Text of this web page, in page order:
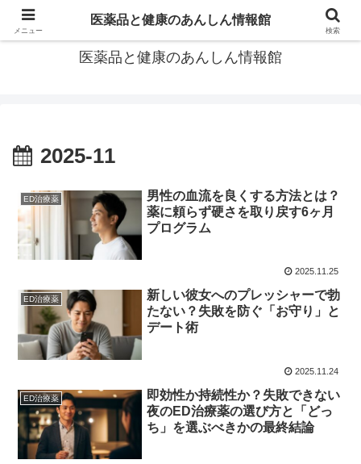
あなたの医薬品選び、後悔しないための情報が見つかる場所。
医薬品と健康のあんしん情報館
2025-11
ED治療薬
男性の血流を良くする方法とは？
薬に頼らず硬さを取り戻す6ヶ月
プログラム
2025.11.25
ED治療薬
新しい彼女へのプレッシャーで勃
たない？失敗を防ぐ「お守り」と
デート術
2025.11.24
ED治療薬
即効性か持続性か？失敗できない
夜のED治療薬の選び方と「どっ
ち」を選ぶべきかの最終結論
メニュー
医薬品と健康のあんしん情報館
検索